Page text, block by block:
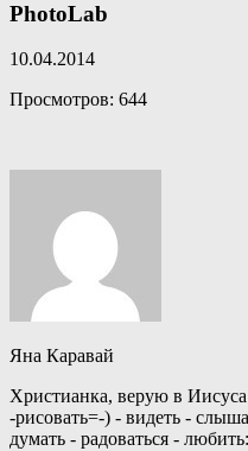
PhotoLab
10.04.2014
Просмотров: 644
Яна Каравай
Христианка, верую в
-рисовать=-) - видеть -
думать - радоваться -